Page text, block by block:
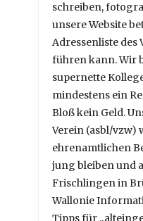
schreiben,
unsere Website
Adressenliste des
führen kann. Wir
supernette
mindestens ein
Bloß kein Geld.
Verein (asbl/vzw)
ehrenamtlichen
jung bleiben und
Frischlingen in
Wallonie
Tipps für